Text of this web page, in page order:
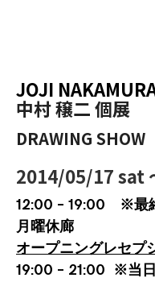
JOJI
中村 穣二 個展
DRAWING SHOW
2014/05/17 sat
12:00 – 19:00 ※最
月曜休廊
オープニングレセプ
19:00 – 21:00 ※当日